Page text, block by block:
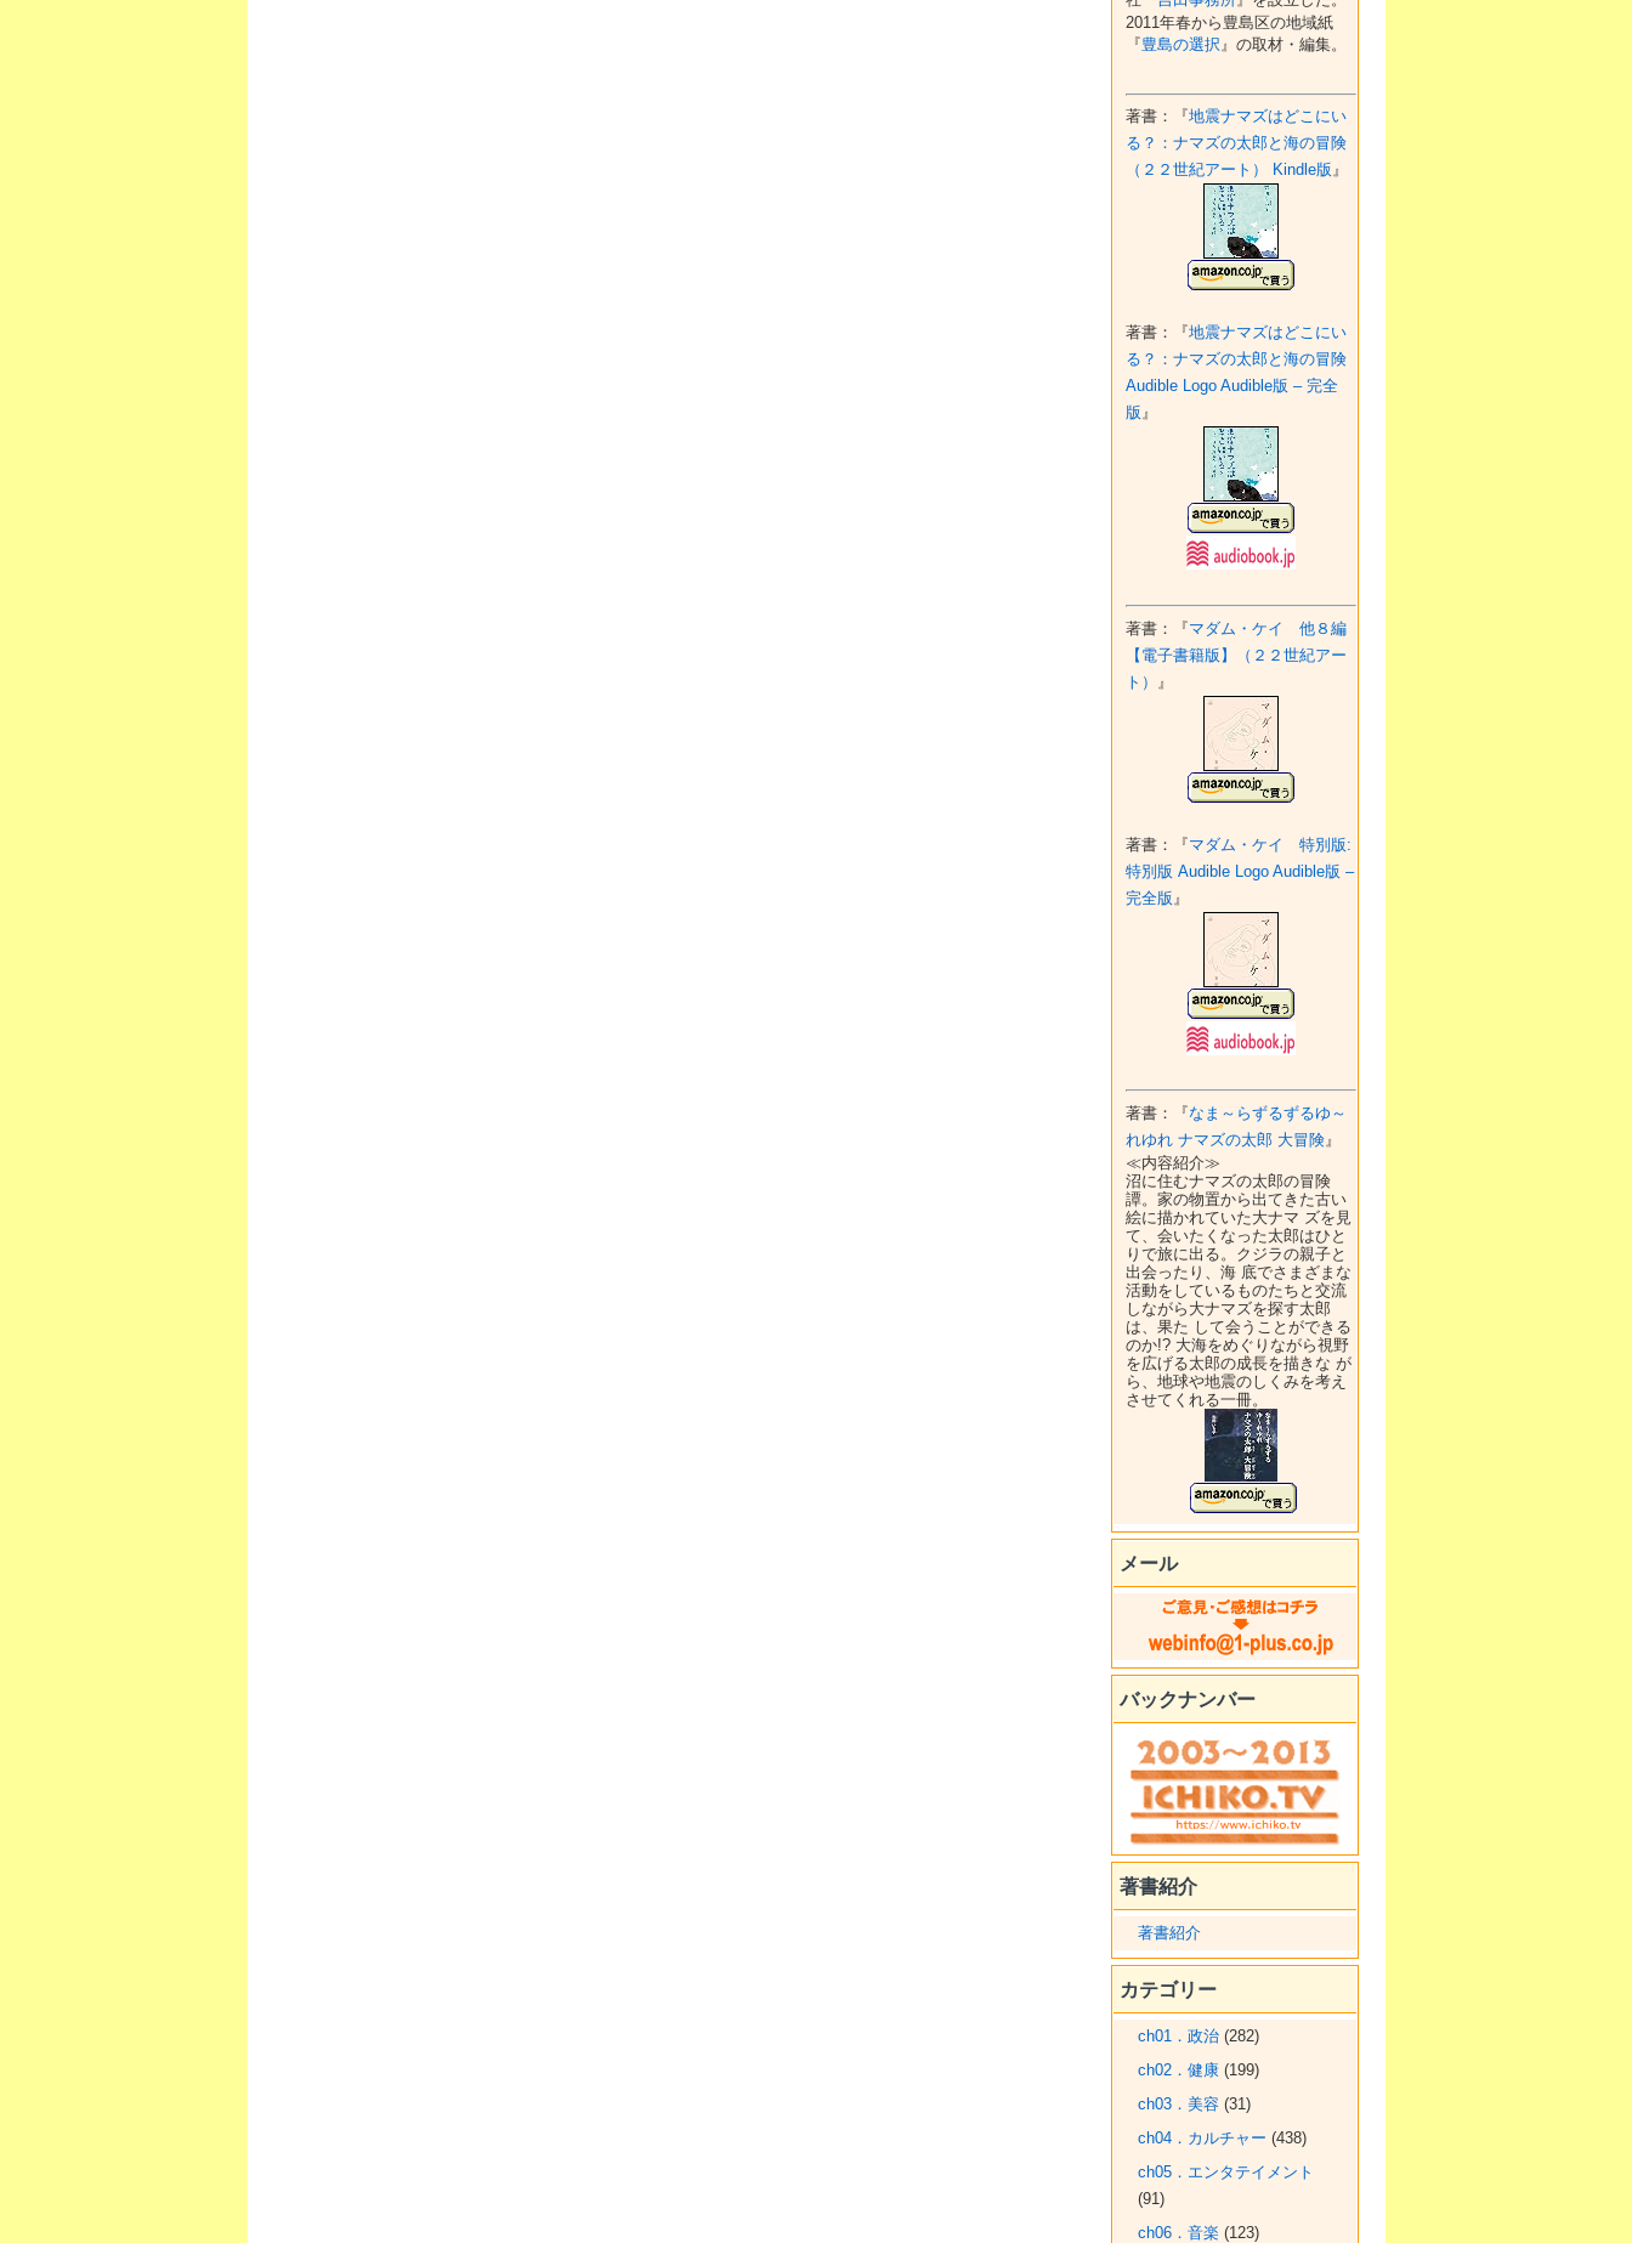
2011年春から豊島区の地域紙
『豊島の選択』の取材・編集。
著書：『地震ナマズはどこにい
る？：ナマズの太郎と海の冒険
（２２世紀アート） Kindle版』
著書：『地震ナマズはどこにい
る？：ナマズの太郎と海の冒険
Audible Logo Audible版 – 完全
版』
著書：『マダム・ケイ 他８編
【電子書籍版】（２２世紀アー
ト）
』
著書：『マダム・ケイ 特別版:
特別版 Audible Logo Audible版 –
完全版 』
著書：『なま～らずるずるゆ～
れゆれ ナマズの太郎 大冒険』
≪内容紹介≫
沼に住むナマズの太郎の冒険
譚。家の物置から出てきた古い
絵に描かれていた大ナマ ズを見
て、会いたくなった太郎はひと
りで旅に出る。クジラの親子と
出会ったり、海 底でさまざまな
活動をしているものたちと交流
しながら大ナマズを探す太郎
は、果た して会うことができる
のか!? 大海をめぐりながら視野
を広げる太郎の成長を描きな が
ら、地球や地震のしくみを考え
させてくれる一冊。
メール
バックナンバー
著書紹介
著書紹介
カテゴリー
ch01．政治(282)
ch02．健康(199)
ch03．美容(31)
ch04．カルチャー (438)
ch05．エンタテイメント
(91)
ch06．音楽(123)